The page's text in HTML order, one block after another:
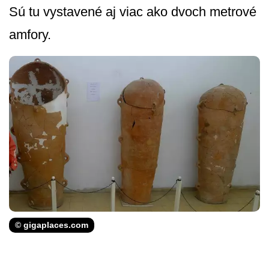
Sú tu vystavené aj viac ako dvoch metrové
amfory.
© gigaplaces.com